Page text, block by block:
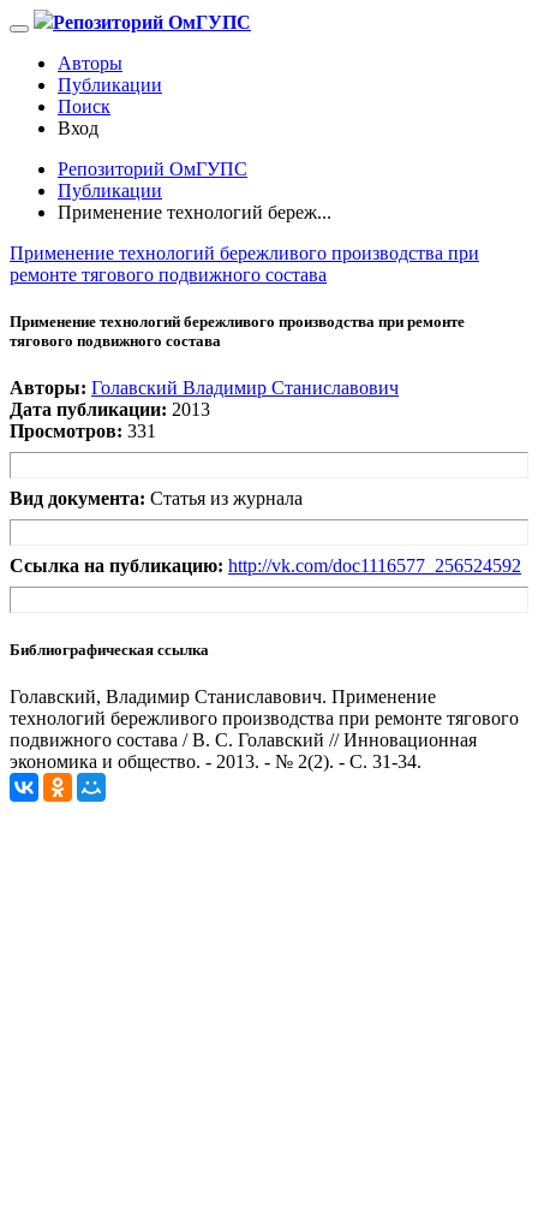
Репозиторий ОмГУПС
Авторы
Публикации
Поиск
Вход
Репозиторий ОмГУПС
Публикации
Применение технологий береж...
Применение технологий бережливого производства при
ремонте тягового подвижного состава
Применение технологий бережливого производства при ремонте
тягового подвижного состава
Авторы: Голавский Владимир Станиславович
Дата публикации: 2013
Просмотров: 331
Вид документа: Статья из журнала
Ссылка на публикацию: http://vk.com/doc1116577_256524592
Библиографическая ссылка
Голавский, Владимир Станиславович. Применение
технологий бережливого производства при ремонте тягового
подвижного состава / В. С. Голавский // Инновационная
экономика и общество. - 2013. - № 2(2). - С. 31-34.